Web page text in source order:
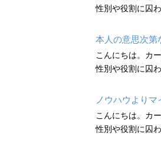
性別や役割に囚
本人の意思次第
こんにちは。カ
性別や役割に囚
ノウハウより
こんにちは。カ
性別や役割に囚